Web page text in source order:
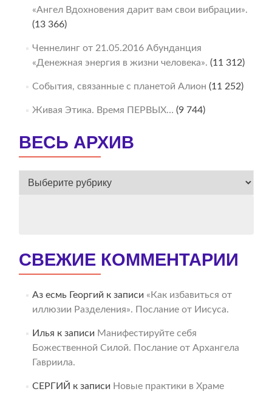
«Ангел Вдохновения дарит вам свои вибрации».
(13 366)
Ченнелинг от 21.05.2016 Абунданция
«Денежная энергия в жизни человека». (11 312)
События, связанные с планетой Алион (11 252)
Живая Этика. Время ПЕРВЫХ… (9 744)
ВЕСЬ АРХИВ
ВЕСЬ
СВЕЖИЕ КОММЕНТАРИИ
Аз есмь Георгий к записи «Как избавиться от
иллюзии Разделения». Послание от Иисуса.
Илья к записи Манифестируйте себя
Божественной Силой. Послание от Архангела
Гавриила.
СЕРГИЙ к записи Новые практики в Храме